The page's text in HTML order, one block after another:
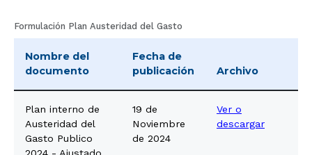
Formulación Plan Austeridad del Gasto
Nombre del
documento
Fecha de
publicación
Archivo
Plan interno de
Austeridad del
Gasto Publico
2024 - Ajustado
19 de
Noviembre
de 2024
Ver o
descargar